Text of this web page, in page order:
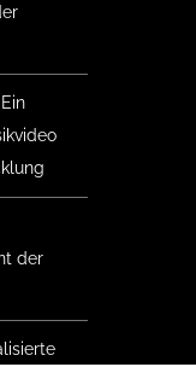
der